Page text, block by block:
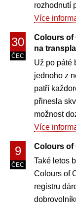
rozhodnutí
Více
30
ČEC
Colours of
na
Už po páté
jednoho z
patří
přinesla
možnost
Více
9
ČEC
Colours of
Také letos
Colours of
registru